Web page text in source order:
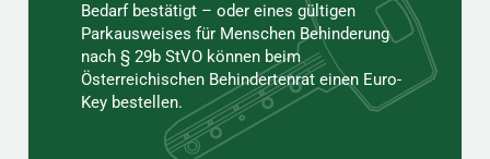
Bedarf bestätigt – oder eines gültigen
Parkausweises für Menschen Behinderung
nach § 29b StVO können beim
Österreichischen Behindertenrat einen Euro-
Key bestellen.